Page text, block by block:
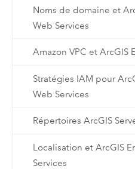
Noms de domaine et
Web Services
Amazon VPC et ArcGIS
Stratégies IAM pour
Web Services
Répertoires ArcGIS
Localisation et ArcGIS
Services